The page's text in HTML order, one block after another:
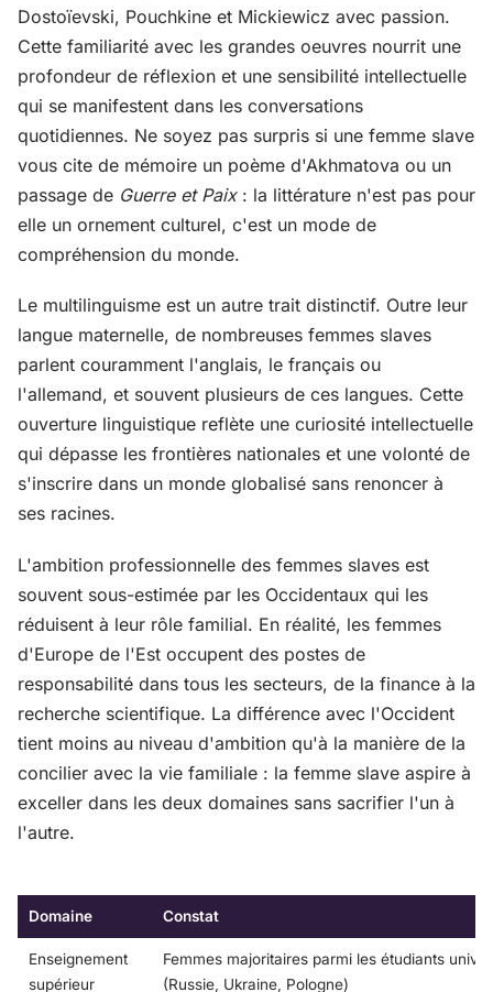
Dostoïevski, Pouchkine et Mickiewicz avec passion.
Cette familiarité avec les grandes oeuvres nourrit une
profondeur de réflexion et une sensibilité intellectuelle
qui se manifestent dans les conversations
quotidiennes. Ne soyez pas surpris si une femme slave
vous cite de mémoire un poème d'Akhmatova ou un
passage de Guerre et Paix: la littérature n'est pas pour
elle un ornement culturel, c'est un mode de
compréhension du monde.
Le multilinguisme est un autre trait distinctif. Outre leur
langue maternelle, de nombreuses femmes slaves
parlent couramment l'anglais, le français ou
l'allemand, et souvent plusieurs de ces langues. Cette
ouverture linguistique reflète une curiosité intellectuelle
qui dépasse les frontières nationales et une volonté de
s'inscrire dans un monde globalisé sans renoncer à
ses racines.
L'ambition professionnelle des femmes slaves est
souvent sous-estimée par les Occidentaux qui les
réduisent à leur rôle familial. En réalité, les femmes
d'Europe de l'Est occupent des postes de
responsabilité dans tous les secteurs, de la finance à la
recherche scientifique. La différence avec l'Occident
tient moins au niveau d'ambition qu'à la manière de la
concilier avec la vie familiale : la femme slave aspire à
exceller dans les deux domaines sans sacrifier l'un à
l'autre.
Domaine Constat
Enseignement
supérieur
Femmes majoritaires parmi les étudiants
(Russie, Ukraine, Pologne)